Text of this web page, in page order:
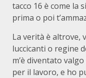
tacco 16 è come la
prima o poi
La verità è altrove,
luccicanti o regine
m’è diventato
per il lavoro, e ho